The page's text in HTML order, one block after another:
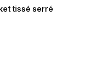
tissé serré